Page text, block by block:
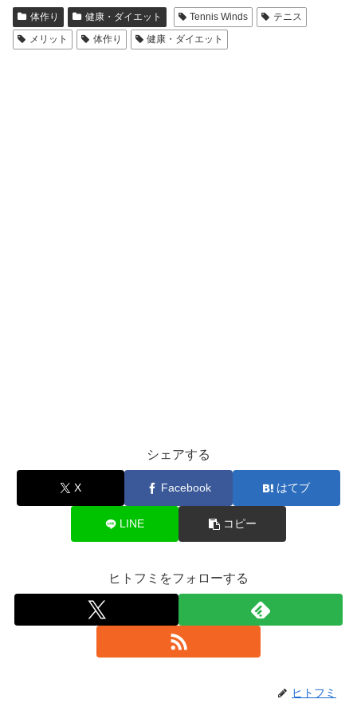
体作り 健康・ダイエット Tennis Winds
テニス
メリット
体作り 健康・ダイエット
シェアする
X Facebook はてブ
LINE コピー
ヒトフミをフォローする
ヒトフミ